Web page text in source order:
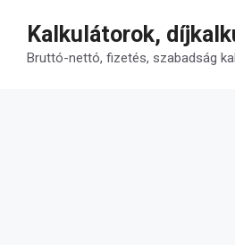
tartalomba
Kalkulátorok,
Bruttó-nettó, fizetés, szabadság